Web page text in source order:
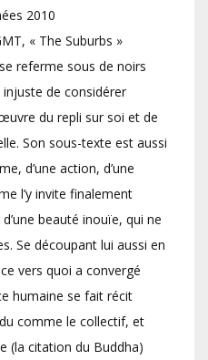
2010
« The Suburbs »
referme sous de noirs
de considérer
du repli sur soi et de
Son sous-texte est aussi
d’une action, d’une
l’y invite finalement
beauté inouïe, qui ne
Se découpant lui aussi en
vers quoi a convergé
humaine se fait récit
comme le collectif, et
(la citation du Buddha)